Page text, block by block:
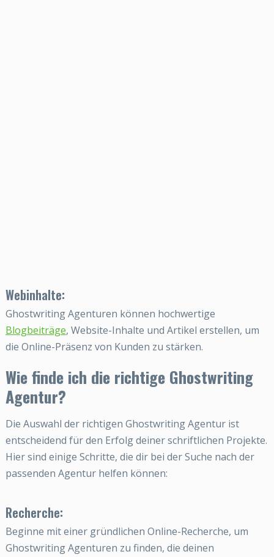
Webinhalte:
Ghostwriting Agenturen können hochwertige
Blogbeiträge, Website-Inhalte und Artikel erstellen, um
die Online-Präsenz von Kunden zu stärken.
Wie finde ich die richtige Ghostwriting
Agentur?
Die Auswahl der richtigen Ghostwriting Agentur ist
entscheidend für den Erfolg deiner schriftlichen Projekte.
Hier sind einige Schritte, die dir bei der Suche nach der
passenden Agentur helfen können:
Recherche:
Beginne mit einer gründlichen Online-Recherche, um
Ghostwriting Agenturen zu finden, die deinen